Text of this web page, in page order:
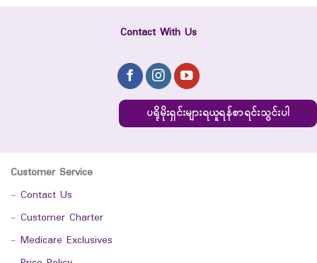
Contact With Us
ပရိုမိုးရှင်းများရယူရန်စာရင်းသွင်းပါ
Customer Service
- Contact Us
- Customer Charter
- Medicare Exclusives